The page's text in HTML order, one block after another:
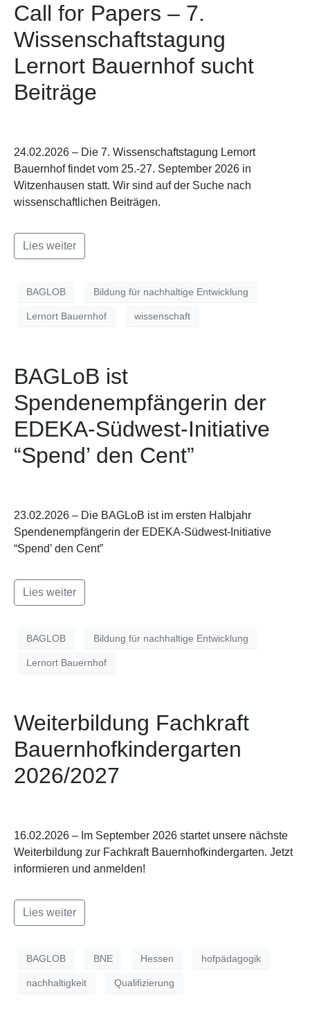
Call for Papers – 7.
Wissenschaftstagung
Lernort Bauernhof sucht
Beiträge
24.02.2026 – Die 7. Wissenschaftstagung Lernort
Bauernhof findet vom 25.-27. September 2026 in
Witzenhausen statt. Wir sind auf der Suche nach
wissenschaftlichen Beiträgen.
Lies weiter
BAGLOB Bildung für nachhaltige Entwicklung
Lernort Bauernhof wissenschaft
BAGLoB ist
Spendenempfängerin der
EDEKA-Südwest-Initiative
“Spend’ den Cent”
23.02.2026 – Die BAGLoB ist im ersten Halbjahr
Spendenempfängerin der EDEKA-Südwest-Initiative
“Spend’ den Cent”
Lies weiter
BAGLOB Bildung für nachhaltige Entwicklung
Lernort Bauernhof
Weiterbildung Fachkraft
Bauernhofkindergarten
2026/2027
16.02.2026 – Im September 2026 startet unsere nächste
Weiterbildung zur Fachkraft Bauernhofkindergarten. Jetzt
informieren und anmelden!
Lies weiter
BAGLOB BNE Hessen hofpädagogik
nachhaltigkeit Qualifizierung